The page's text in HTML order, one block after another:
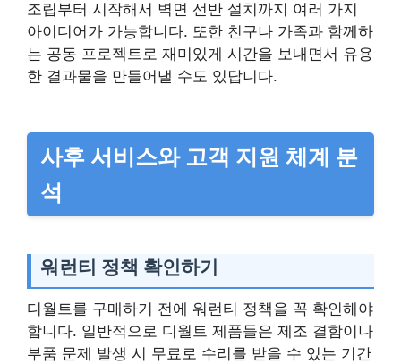
조립부터 시작해서 벽면 선반 설치까지 여러 가지
아이디어가 가능합니다. 또한 친구나 가족과 함께하
는 공동 프로젝트로 재미있게 시간을 보내면서 유용
한 결과물을 만들어낼 수도 있답니다.
사후 서비스와 고객 지원 체계 분
석
워런티 정책 확인하기
디월트를 구매하기 전에 워런티 정책을 꼭 확인해야
합니다. 일반적으로 디월트 제품들은 제조 결함이나
부품 문제 발생 시 무료로 수리를 받을 수 있는 기간